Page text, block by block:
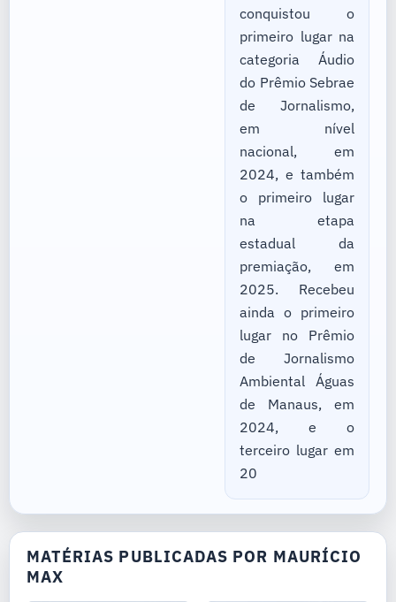
conquistou o
primeiro lugar na
categoria Áudio
do Prêmio Sebrae
de Jornalismo,
em nível
nacional, em
2024, e também
o primeiro lugar
na etapa
estadual da
premiação, em
2025. Recebeu
ainda o primeiro
lugar no Prêmio
de Jornalismo
Ambiental Águas
de Manaus, em
2024, e o
terceiro lugar em
20
MATÉRIAS PUBLICADAS POR MAURÍCIO
MAX